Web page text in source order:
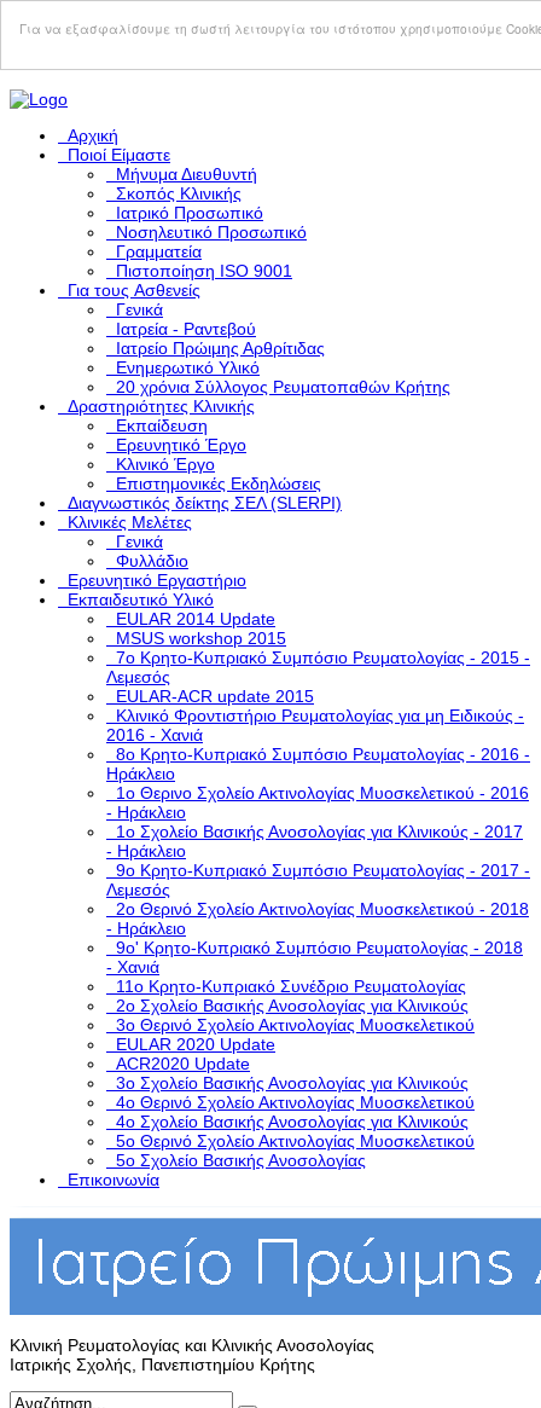
Για να εξασφαλίσουμε τη σωστή λειτουργία του ιστότοπου χρησιμοποιούμε
Αυτός
ιστότοπος
περιλαμβάνει
ένα
σύστημα
προσβασιμότητας.
Αρχική
Ποιοί Eίμαστε
Μήνυμα Διευθυντή
Σκοπός Kλινικής
Ιατρικό Προσωπικό
Νοσηλευτικό Προσωπικό
Γραμματεία
Πιστοποίηση ISO 9001
Για τους Aσθενείς
Γενικά
Ιατρεία - Ραντεβού
Ιατρείο Πρώιμης Αρθρίτιδας
Ενημερωτικό Υλικό
20 χρόνια Σύλλογος Ρευματοπαθών Κρήτης
Δραστηριότητες Kλινικής
Εκπαίδευση
Ερευνητικό Έργο
Κλινικό Έργο
Επιστημονικές Εκδηλώσεις
Διαγνωστικός δείκτης ΣΕΛ (SLERPI)
Κλινικές Μελέτες
Γενικά
Φυλλάδιο
Ερευνητικό Εργαστήριο
Εκπαιδευτικό Υλικό
EULAR 2014 Update
MSUS workshop 2015
7ο Κρητο-Κυπριακό Συμπόσιο Ρευματολογίας - 2015 -
Λεμεσός
EULAR-ACR update 2015
Κλινικό Φροντιστήριο Ρευματολογίας για μη Ειδικούς -
2016 - Χανιά
8ο Κρητο-Κυπριακό Συμπόσιο Ρευματολογίας - 2016 -
Ηράκλειο
1ο Θερινο Σχολείο Ακτινολογίας Μυοσκελετικού - 2016
- Ηράκλειο
1o Σχολείο Βασικής Ανοσολογίας για Κλινικούς - 2017
- Ηράκλειο
9ο Κρητο-Κυπριακό Συμπόσιο Ρευματολογίας - 2017 -
Λεμεσός
2ο Θερινό Σχολείο Ακτινολογίας Μυοσκελετικού - 2018
- Ηράκλειο
9ο' Κρητο-Κυπριακό Συμπόσιο Ρευματολογίας - 2018
- Χανιά
11ο Κρητο-Κυπριακό Συνέδριο Ρευματολογίας
2o Σχολείο Βασικής Ανοσολογίας για Κλινικούς
3o Θερινό Σχολείο Ακτινολογίας Μυοσκελετικού
EULAR 2020 Update
ACR2020 Update
3ο Σχολείο Βασικής Ανοσολογίας για Κλινικούς
4ο Θερινό Σχολείο Ακτινολογίας Μυοσκελετικού
4ο Σχολείο Βασικής Ανοσολογίας για Κλινικούς
5o Θερινό Σχολείο Ακτινολογίας Μυοσκελετικού
5ο Σχολείο Βασικής Ανοσολογίας
Επικοινωνία
Κλινική Ρευματολογίας και Κλινικής Ανοσολογίας
Ιατρικής Σχολής, Πανεπιστημίου Κρήτης